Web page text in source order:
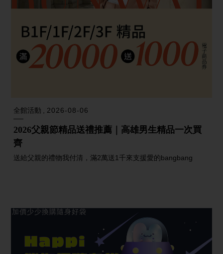
全館活動 2026-08-06
2026父親節精品送禮推薦｜高雄男生精品一次買
齊
送給父親的禮物我付清，滿2萬送1千來支援愛的bangbang
加價少少換購隨身好袋